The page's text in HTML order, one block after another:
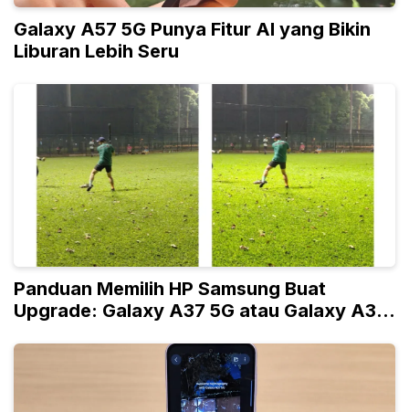
Galaxy A57 5G Punya Fitur AI yang Bikin
Liburan Lebih Seru
Panduan Memilih HP Samsung Buat
Upgrade: Galaxy A37 5G atau Galaxy A36